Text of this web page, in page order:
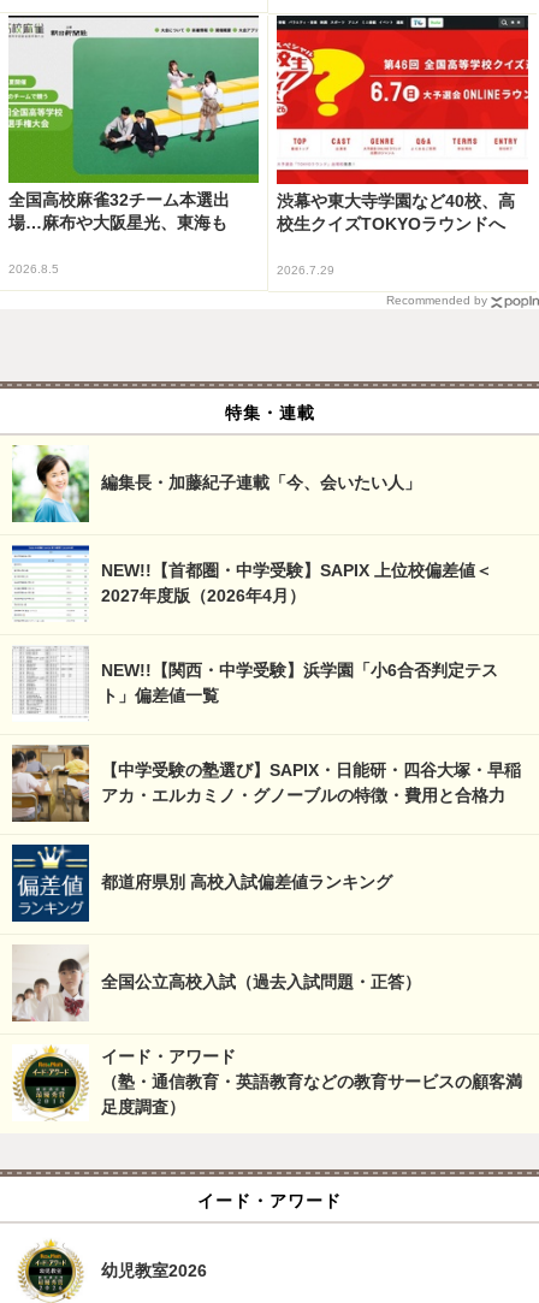
全国高校麻雀32チーム本選出
場…麻布や大阪星光、東海も
2026.8.5
渋幕や東大寺学園など40校、高
校生クイズTOKYOラウンドへ
2026.7.29
Recommended by
特集・連載
編集長・加藤紀子連載「今、会いたい人」
NEW!!【首都圏・中学受験】SAPIX 上位校偏差値＜
2027年度版（2026年4月）
NEW!!【関西・中学受験】浜学園「小6合否判定テス
ト」偏差値一覧
【中学受験の塾選び】SAPIX・日能研・四谷大塚・早稲
アカ・エルカミノ・グノーブルの特徴・費用と合格力
都道府県別 高校入試偏差値ランキング
全国公立高校入試（過去入試問題・正答）
イード・アワード
（塾・通信教育・英語教育などの教育サービスの顧客満
足度調査）
イード・アワード
幼児教室2026